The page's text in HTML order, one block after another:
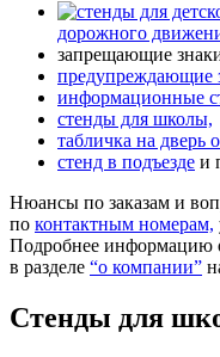
дорожного
запрещающие
предупреждающие
информационные
стенды для школы,
табличка на дверь
стенд в подъезде и
Нюансы по заказам и
по контактным номерам,
Подробнее информацию
в разделе “о компании”
Стенды для